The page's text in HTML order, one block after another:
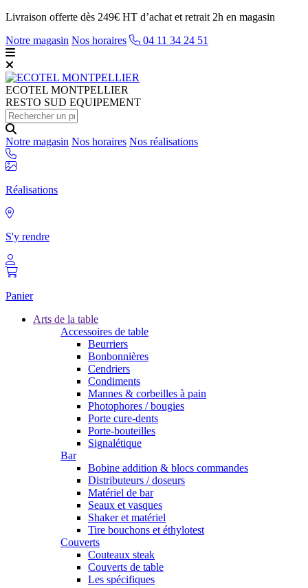
Livraison offerte dès 249€ HT d’achat et retrait 2h en magasin
Notre magasin Nos horaires 04 11 34 24 51
ECOTEL MONTPELLIER
RESTO SUD EQUIPEMENT
Notre magasin Nos horaires Nos réalisations
Réalisations
S'y rendre
Panier
Arts de la table
Accessoires de table
Beurriers
Bonbonnières
Cendriers
Condiments
Mannes & corbeilles à pain
Photophores / bougies
Porte cure-dents
Porte-bouteilles
Signalétique
Bar
Bobine addition & blocs commandes
Distributeurs / doseurs
Matériel de bar
Seaux et vasques
Shaker et matériel
Tire bouchons et éthylotest
Couverts
Couteaux steak
Couverts de table
Les spécifiques